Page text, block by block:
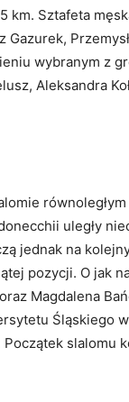
km. Sztafeta
Gazurek,
wybranym z
Aleksandra
uległy
jednak na
pozycji. O jak
Magdalena
Śląskiego
slalomu